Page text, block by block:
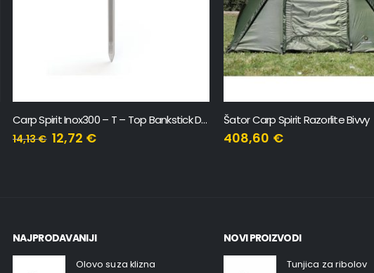
Šator Carp Spirit Razorlite Bivvy
408,60€
Šator Carp Spirit Magnum 100
408,40 €